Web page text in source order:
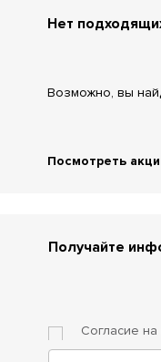
Нет
Возможно, вы
Посмотреть
Получайте
Согласие